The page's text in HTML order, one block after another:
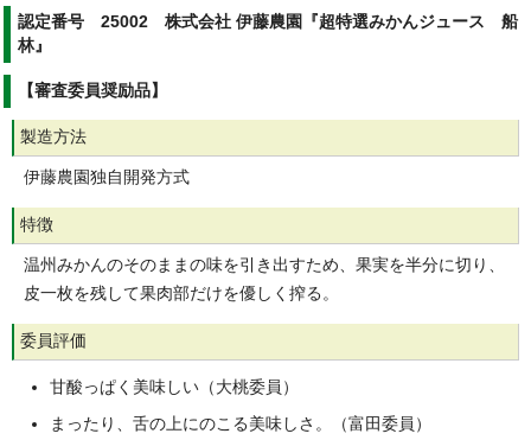
認定番号 25002 株式会社 伊藤農園『超特選みかんジュース 船
林』
【審査委員奨励品】
製造方法
伊藤農園独自開発方式
特徴
温州みかんのそのままの味を引き出すため、果実を半分に切り、
皮一枚を残して果肉部だけを優しく搾る。
委員評価
甘酸っぱく美味しい（大桃委員）
まったり、舌の上にのこる美味しさ。（富田委員）